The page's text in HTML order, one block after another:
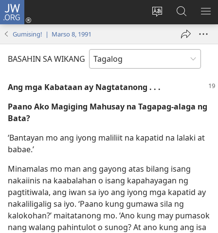
JW.ORG
Baguhin
ng
Mag-
log
bubukas
window)
sa
JW.ORG
Gumising! | Marso 8, 1991
BASAHIN SA WIKANG
Ang mga Kabataan ay Nagtatanong . . .
Paano Ako Magiging Mahusay na Tagapag-alaga ng
Bata?
‘Bantayan mo ang iyong maliliit na kapatid na lalaki at
babae.’
Minamalas mo man ang gayong atas bilang isang
nakaiinis na kaabalahan o isang kapahayagan ng
pagtitiwala, ang iwan sa iyo ang iyong mga kapatid ay
nakaliligalig sa iyo. ‘Paano kung gumawa sila ng
kalokohan?’ maitatanong mo. ‘Ano kung may pumasok
nang walang pahintulot o sunog? At ano kung ang isa